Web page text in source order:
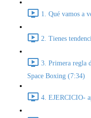
1. Qué vamos a
2. Tienes
3. Primera regla
Space Boxing (7:34)
4. EJERCICIO-